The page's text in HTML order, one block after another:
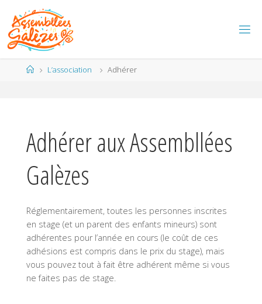
content
HomeL’association Adhérer
Adhérer aux Assembllées
Galèzes
Réglementairement, toutes les personnes inscrites
en stage (et un parent des enfants mineurs) sont
adhérentes pour l’année en cours (le coût de ces
adhésions est compris dans le prix du stage), mais
vous pouvez tout à fait être adhérent même si vous
ne faites pas de stage.